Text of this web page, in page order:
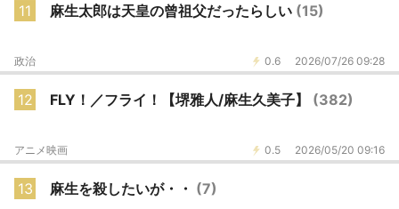
11 麻生太郎は天皇の曾祖父だったらしい (15)
0.6 2026/07/26 09:28
政治
12 FLY！／フライ！【堺雅人/麻生久美子】 (382)
0.5 2026/05/20 09:16
アニメ映画
13 麻生を殺したいが・・ (7)